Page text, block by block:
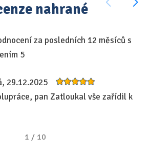
nahrané
za posledních 12 měsíců s
5
29.12.2025
pan Zatloukal vše zařídil k
1 / 10